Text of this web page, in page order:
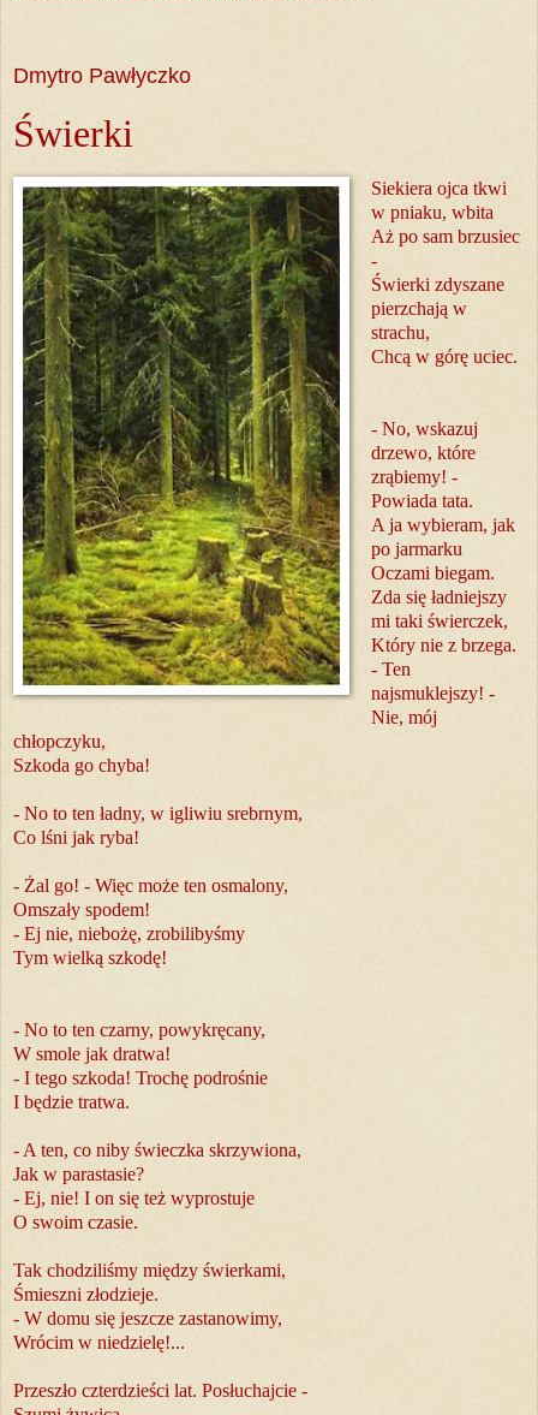
Dmytro Pawłyczko
Świerki
Siekiera ojca tkwi
w pniaku, wbita
Aż po sam brzusiec
-
Świerki zdyszane
pierzchają w
strachu,
Chcą w górę uciec.
- No, wskazuj
drzewo, które
zrąbiemy! -
Powiada tata.
A ja wybieram, jak
po jarmarku
Oczami biegam.
Zda się ładniejszy
mi taki świerczek,
Który nie z brzega.
- Ten
najsmuklejszy! -
Nie, mój
chłopczyku,
Szkoda go chyba!
- No to ten ładny, w igliwiu srebrnym,
Co lśni jak ryba!
- Żal go! - Więc może ten osmalony,
Omszały spodem!
- Ej nie, niebożę, zrobilibyśmy
Tym wielką szkodę!
- No to ten czarny, powykręcany,
W smole jak dratwa!
- I tego szkoda! Trochę podrośnie
I będzie tratwa.
- A ten, co niby świeczka skrzywiona,
Jak w parastasie?
- Ej, nie! I on się też wyprostuje
O swoim czasie.
Tak chodziliśmy między świerkami,
Śmieszni złodzieje.
- W domu się jeszcze zastanowimy,
Wrócim w niedzielę!...
Przeszło czterdzieści lat. Posłuchajcie -